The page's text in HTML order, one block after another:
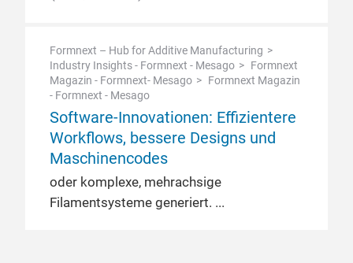
Formnext – Hub for Additive Manufacturing
Industry Insights - Formnext - Mesago
Formnext
Magazin - Formnext- Mesago
Formnext Magazin
- Formnext - Mesago
Software-Innovationen: Effizientere
Workflows, bessere Designs und
Maschinencodes
oder komplexe, mehrachsige
Filamentsysteme generiert.